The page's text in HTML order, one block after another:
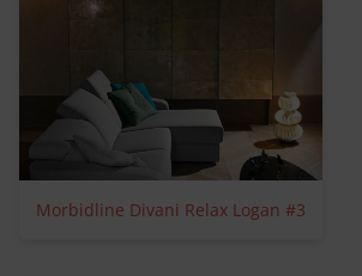
Morbidline Divani Relax Logan #3